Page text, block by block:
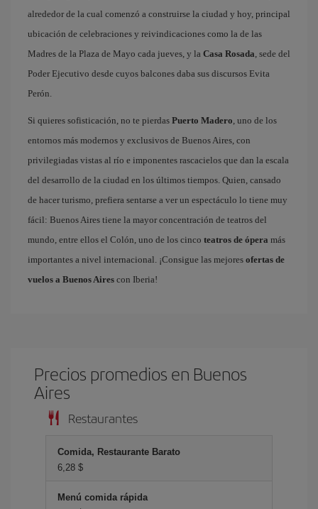
alrededor de la cual comenzó a construirse la ciudad y hoy, principal
ubicación de celebraciones y reivindicaciones como la de las
Madres de la Plaza de Mayo cada jueves, y la Casa Rosada, sede del
Poder Ejecutivo desde cuyos balcones daba sus discursos Evita
Perón.
Si quieres sofisticación, no te pierdas Puerto Madero, uno de los
entornos más modernos y exclusivos de Buenos Aires, con
privilegiadas vistas al río e imponentes rascacielos que dan la escala
del desarrollo de la ciudad en los últimos tiempos. Quien, cansado
de hacer turismo, prefiera sentarse a ver un espectáculo lo tiene muy
fácil: Buenos Aires tiene la mayor concentración de teatros del
mundo, entre ellos el Colón, uno de los cinco teatros de ópera más
importantes a nivel internacional. ¡Consigue las mejores ofertas de
vuelos a Buenos Aires con Iberia!
Precios promedios en Buenos
Aires
Restaurantes
Comida, Restaurante Barato
6,28 $
Menú comida rápida